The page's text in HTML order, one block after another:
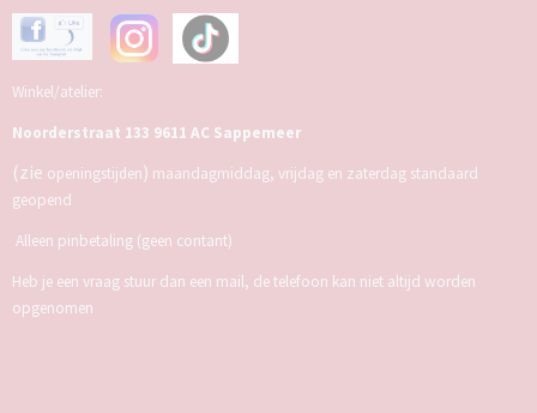
Winkel/atelier:
Noorderstraat 133 9611 AC Sappemeer
(zie openingstijden) maandagmiddag, vrijdag en zaterdag standaard
geopend
Alleen pinbetaling (geen contant)
Heb je een vraag stuur dan een mail, de telefoon kan niet altijd worden
opgenomen